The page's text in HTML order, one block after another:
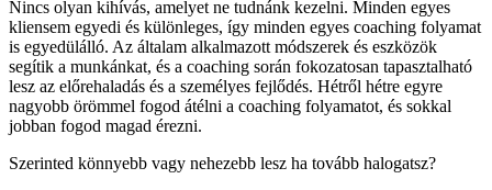
Nincs olyan kihívás, amelyet ne tudnánk kezelni. Minden egyes
kliensem egyedi és különleges, így minden egyes coaching folyamat
is egyedülálló. Az általam alkalmazott módszerek és eszközök
segítik a munkánkat, és a coaching során fokozatosan tapasztalható
lesz az előrehaladás és a személyes fejlődés. Hétről hétre egyre
nagyobb örömmel fogod átélni a coaching folyamatot, és sokkal
jobban fogod magad érezni.
Szerinted könnyebb vagy nehezebb lesz ha tovább halogatsz?